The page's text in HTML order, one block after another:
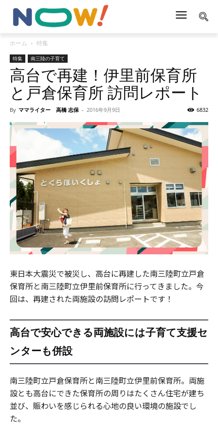
ホーム 特集
特集 南三陸の子育て
高台で再建！伊里前保育所
と戸倉保育所 訪問レポート
By ママライター 高橋 志保 - 2016年9月9日 6832
東日本大震災で被災し、高台に再建した南三陸町立戸倉
保育所と南三陸町立伊里前保育所に行ってきました。今
回は、再建された両施設の訪問レポートです！
高台で安心できる両施設には子育て支援セ
ンターも併設
南三陸町立戸倉保育所と南三陸町立伊里前保育所。両施
設とも高台にできた保育所の周りはたくさん住宅が建ち
並び、賑わいを感じられる心地の良い環境の施設でし
た。